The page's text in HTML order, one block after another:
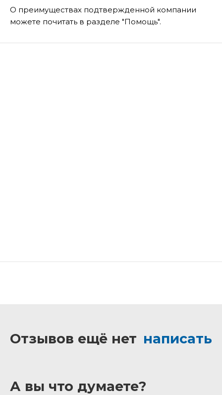
О преимуществах подтвержденной компании
можете почитать в разделе "Помощь".
Отзывов ещё нет написать
А вы что думаете?